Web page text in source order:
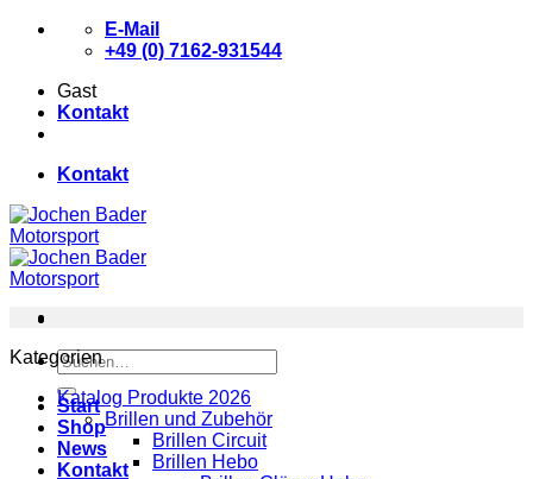
Zum
E-Mail
+49 (0) 7162-931544
Gast
Kontakt
Kontakt
Suchen
nach:
Start
Shop
News
Kontakt
Kategorien
Katalog Produkte 2026
Brillen und Zubehör
Brillen Circuit
Brillen Hebo